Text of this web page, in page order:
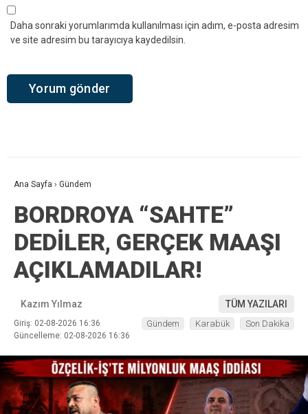
Daha sonraki yorumlarımda kullanılması için adım, e-posta adresim
ve site adresim bu tarayıcıya kaydedilsin.
Ana Sayfa › Gündem
BORDROYA “SAHTE”
DEDİLER, GERÇEK MAAŞI
AÇIKLAMADILAR!
Kazım Yılmaz TÜM YAZILARI
Giriş: 02-08-2026 16:36
Güncelleme: 02-08-2026 16:36
Gündem Karabük Son Dakika